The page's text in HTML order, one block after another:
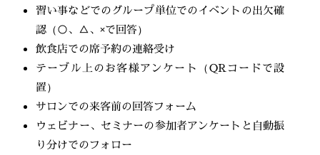
習い事などでのグループ単位でのイベントの出欠確
認（○、△、×で回答）
飲食店での席予約の連絡受け
テーブル上のお客様アンケート（QRコードで設
置）
サロンでの来客前の回答フォーム
ウェビナー、セミナーの参加者アンケートと自動振
り分けでのフォロー